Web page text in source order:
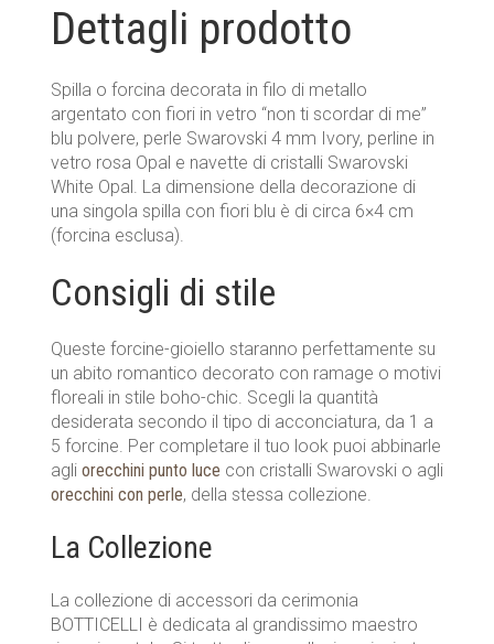
Dettagli prodotto
Spilla o forcina decorata in filo di metallo
argentato con fiori in vetro “non ti scordar di me”
blu polvere, perle Swarovski 4 mm Ivory, perline in
vetro rosa Opal e navette di cristalli Swarovski
White Opal. La dimensione della decorazione di
una singola spilla con fiori blu è di circa 6×4 cm
(forcina esclusa).
Consigli di stile
Queste forcine-gioiello staranno perfettamente su
un abito romantico decorato con ramage o motivi
floreali in stile boho-chic. Scegli la quantità
desiderata secondo il tipo di acconciatura, da 1 a
5 forcine. Per completare il tuo look puoi abbinarle
agli orecchini punto luce con cristalli Swarovski o agli
orecchini con perle, della stessa collezione.
La Collezione
La collezione di accessori da cerimonia
BOTTICELLI è dedicata al grandissimo maestro